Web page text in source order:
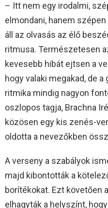
– Itt nem egy irodalmi,
elmondani, hanem
áll az olvasás az élő
ritmusa. Természetesen
kevesebb hibát ejtsen a
hogy valaki megakad, de
ritmika mindig nagyon
oszlopos tagja, Brachna
közösen egy kis zenés-
oldotta a nevezőkben
A verseny a szabályok
majd kibontották a
borítékokat. Ezt követően
elhagyták a helyszínt,